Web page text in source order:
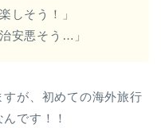
しそう！」
安悪そう…」
が、初めての海外旅行
です！！